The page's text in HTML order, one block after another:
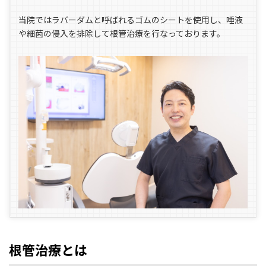
当院ではラバーダムと呼ばれるゴムのシートを使用し、唾液
や細菌の侵入を排除して根管治療を行なっております。
根管治療とは